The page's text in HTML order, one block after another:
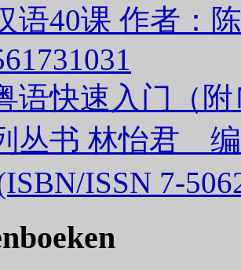
语40课 作者：
语快速入门（
丛书 林怡君
ISSN 7-